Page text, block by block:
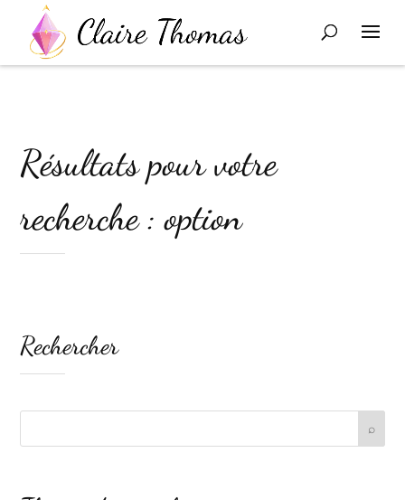
Résultats pour votre
recherche : option
Rechercher